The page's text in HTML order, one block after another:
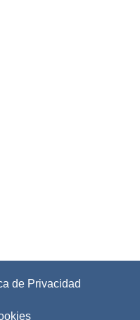
de Privacidad